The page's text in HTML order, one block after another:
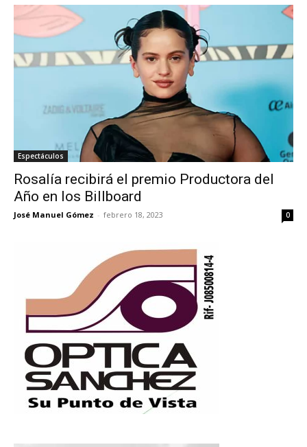
Espectáculos
Rosalía recibirá el premio Productora del
Año en los Billboard
José Manuel Gómez - febrero 18, 2023 0